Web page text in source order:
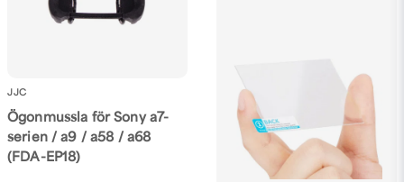
JJC
Ögonmussla för Sony a7-
serien / a9 / a58 / a68
(FDA-EP18)